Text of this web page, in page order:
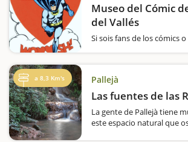
Museo del Cómic
del Vallés
Si sois fans de los cómics
a 8,3 Km's Pallejà
Las fuentes de las
La gente de Pallejà tiene
este espacio natural que